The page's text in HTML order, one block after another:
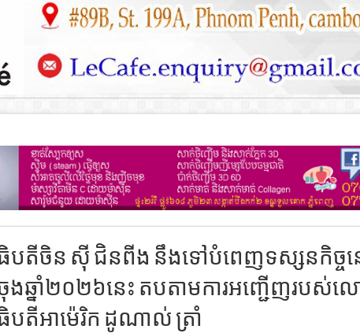
ធិបតី​ចិន​ ស៊ី​ ជិនពីង​ នឹងទៅបំពេញទស្សនកិច្ច
ចុងឆ្នាំ២០២៦នេះ​ តបតាមការអញ្ជើញរបស់ល
បតី​អាម៉េរិក​ ដូណាល់​ ត្រាំ